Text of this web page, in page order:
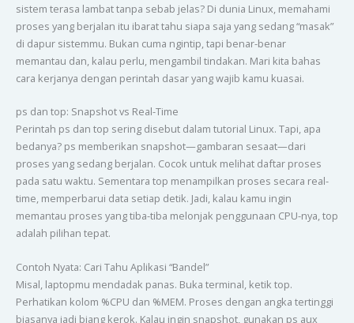
sistem terasa lambat tanpa sebab jelas? Di dunia Linux, memahami
proses yang berjalan itu ibarat tahu siapa saja yang sedang “masak”
di dapur sistemmu. Bukan cuma ngintip, tapi benar-benar
memantau dan, kalau perlu, mengambil tindakan. Mari kita bahas
cara kerjanya dengan perintah dasar yang wajib kamu kuasai.
ps dan top: Snapshot vs Real-Time
Perintah ps dan top sering disebut dalam tutorial Linux. Tapi, apa
bedanya? ps memberikan snapshot—gambaran sesaat—dari
proses yang sedang berjalan. Cocok untuk melihat daftar proses
pada satu waktu. Sementara top menampilkan proses secara real-
time, memperbarui data setiap detik. Jadi, kalau kamu ingin
memantau proses yang tiba-tiba melonjak penggunaan CPU-nya, top
adalah pilihan tepat.
Contoh Nyata: Cari Tahu Aplikasi “Bandel”
Misal, laptopmu mendadak panas. Buka terminal, ketik top.
Perhatikan kolom %CPU dan %MEM. Proses dengan angka tertinggi
biasanya jadi biang kerok. Kalau ingin snapshot, gunakan ps aux